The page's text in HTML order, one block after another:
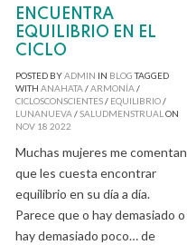
ENCUENTRA
EQUILIBRIO EN EL
CICLO
POSTED BYADMIN IN BLOGTAGGED
WITH ANAHATA /ARMONÍA /
CICLOSCONSCIENTES/ EQUILIBRIO/
LUNANUEVA /SALUDMENSTRUAL ON
NOV 18 2022
Muchas mujeres me comentan
que les cuesta encontrar
equilibrio en su día a día.
Parece que o hay demasiado o
hay demasiado poco… de